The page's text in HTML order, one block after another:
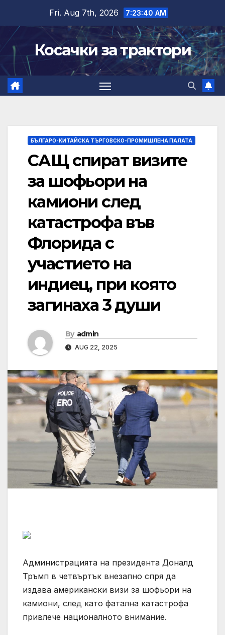
content
Fri. Aug 7th, 2026 7:23:41 AM
Косачки за трактори
БЪЛГАРО-КИТАЙСКА ТЪРГОВСКО-ПРОМИШЛЕНА ПАЛАТА
САЩ спират визите
за шофьори на
камиони след
катастрофа във
Флорида с
участието на
индиец, при която
загинаха 3 души
By admin
AUG 22, 2025
Администрацията на президента Доналд
Тръмп в четвъртък внезапно спря да
издава американски визи за шофьори на
камиони, след като фатална катастрофа
привлече националното внимание.